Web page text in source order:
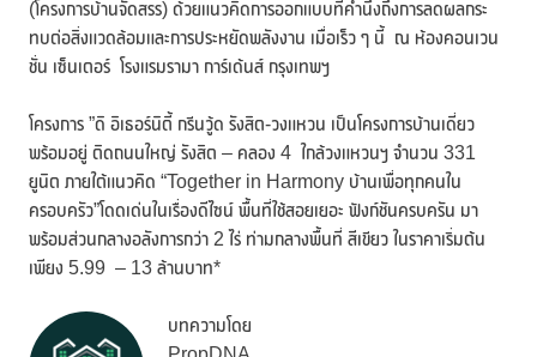
(โครงการบ้านจัดสรร) ด้วยแนวคิดการออกแบบที่คำนึงถึงการลดผลกระ
ทบต่อสิ่งแวดล้อมและการประหยัดพลังงาน เมื่อเร็ว ๆ นี้ ณ ห้องคอนเวน
ชั่น เซ็นเตอร์ โรงแรมรามา การ์เด้นส์ กรุงเทพฯ
โครงการ ”ดิ อิเธอร์นิตี้ กรีนวู้ด รังสิต-วงแหวน เป็นโครงการบ้านเดี่ยว
พร้อมอยู่ ติดถนนใหญ่ รังสิต – คลอง 4 ใกล้วงแหวนฯ จำนวน 331
ยูนิต ภายใต้แนวคิด “Together in Harmony บ้านเพื่อทุกคนใน
ครอบครัว”โดดเด่นในเรื่องดีไซน์ พื้นที่ใช้สอยเยอะ ฟังก์ชันครบครัน มา
พร้อมส่วนกลางอลังการกว่า 2 ไร่ ท่ามกลางพื้นที่ สีเขียว ในราคาเริ่มต้น
เพียง 5.99 – 13 ล้านบาท*
บทความโดย